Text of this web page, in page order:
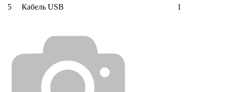
5
Кабель USB 1